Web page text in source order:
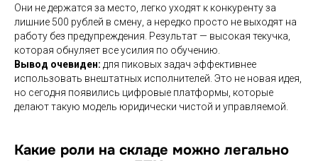
Они не держатся за место, легко уходят к конкуренту за
лишние 500 рублей в смену, а нередко просто не выходят на
работу без предупреждения. Результат — высокая текучка,
которая обнуляет все усилия по обучению.
Вывод очевиден: для пиковых задач эффективнее
использовать внештатных исполнителей. Это не новая идея,
но сегодня появились цифровые платформы, которые
делают такую модель юридически чистой и управляемой.
Какие роли на складе можно легально